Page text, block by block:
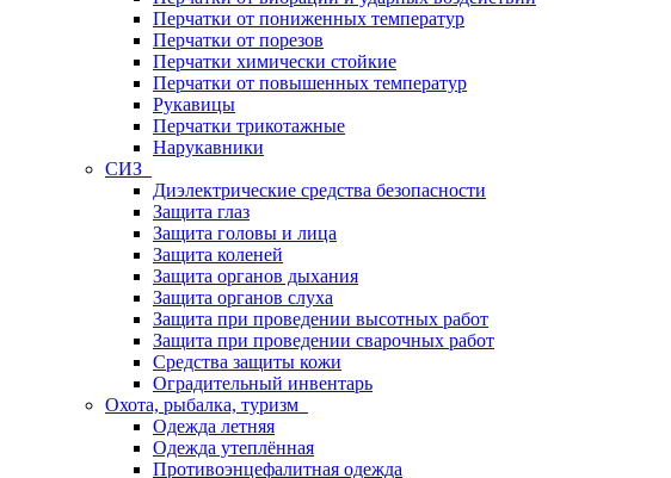
Перчатки от пониженных температур
Перчатки от порезов
Перчатки химически стойкие
Перчатки от повышенных температур
Рукавицы
Перчатки трикотажные
Нарукавники
СИЗ
Диэлектрические средства безопасности
Защита глаз
Защита головы и лица
Защита коленей
Защита органов дыхания
Защита органов слуха
Защита при проведении высотных работ
Защита при проведении сварочных работ
Средства защиты кожи
Оградительный инвентарь
Охота, рыбалка, туризм
Одежда летняя
Одежда утеплённая
Противоэнцефалитная одежда